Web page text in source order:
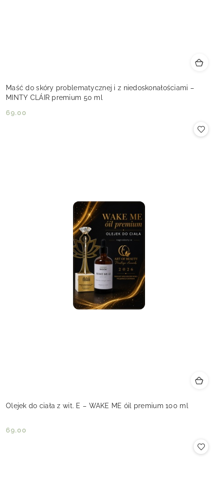
Maść do skóry problematycznej i z niedoskonałościami –
MINTY CLÁIR premium 50 ml
Cena:
69.00
Olejek do ciała z wit. E – WAKE ME óil premium 100 ml
Cena:
69.00